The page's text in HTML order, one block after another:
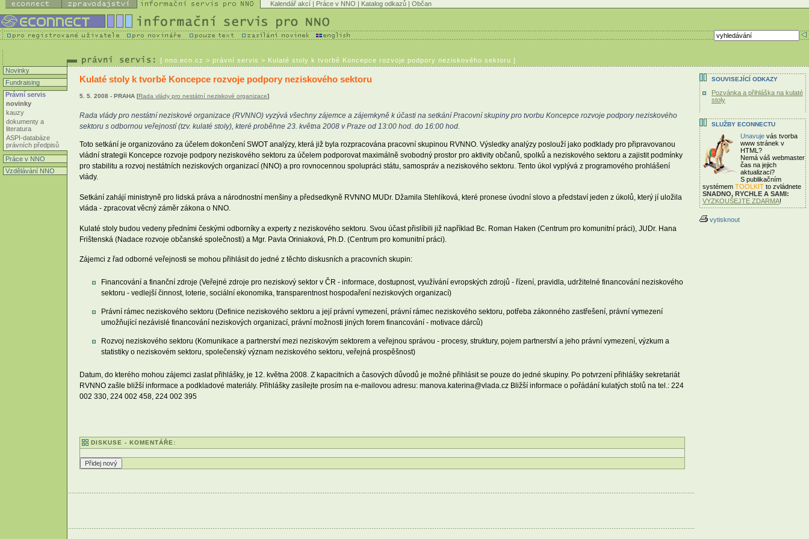
Kalendář akcí | Práce v NNO | Katalog odkazů | Občan
[ nno.ecn.cz > právní servis > Kulaté stoly k tvorbě Koncepce rozvoje podpory neziskového sektoru ]
Novinky
Fundraising
Právní servis
novinky
kauzy
dokumenty a
literatura
ASPI-databáze
právních předpisů
Práce v NNO
Vzdělávání NNO
Kulaté stoly k tvorbě Koncepce rozvoje podpory neziskového sektoru
5. 5. 2008 - PRAHA [Rada vlády pro nestátní neziskové organizace]
Rada vlády pro nestátní neziskové organizace (RVNNO) vyzývá všechny zájemce a zájemkyně k účasti na setkání Pracovní skupiny pro tvorbu Koncepce rozvoje podpory neziskového
sektoru s odbornou veřejností (tzv. kulaté stoly), které proběhne 23. května 2008 v Praze od 13:00 hod. do 16:00 hod.
Toto setkání je organizováno za účelem dokončení SWOT analýzy, která již byla rozpracována pracovní skupinou RVNNO. Výsledky analýzy poslouží jako podklady pro připravovanou
vládní strategii Koncepce rozvoje podpory neziskového sektoru za účelem podporovat maximálně svobodný prostor pro aktivity občanů, spolků a neziskového sektoru a zajistit podmínky
pro stabilitu a rozvoj nestátních neziskových organizací (NNO) a pro rovnocennou spolupráci státu, samospráv a neziskového sektoru. Tento úkol vyplývá z programového prohlášení
vlády.
Setkání zahájí ministryně pro lidská práva a národnostní menšiny a předsedkyně RVNNO MUDr. Džamila Stehlíková, které pronese úvodní slovo a představí jeden z úkolů, který jí uložila
vláda - zpracovat věcný záměr zákona o NNO.
Kulaté stoly budou vedeny předními českými odborníky a experty z neziskového sektoru. Svou účast přislíbili již například Bc. Roman Haken (Centrum pro komunitní práci), JUDr. Hana
Frištenská (Nadace rozvoje občanské společnosti) a Mgr. Pavla Oriniaková, Ph.D. (Centrum pro komunitní práci).
Zájemci z řad odborné veřejnosti se mohou přihlásit do jedné z těchto diskusních a pracovních skupin:
Financování a finanční zdroje (Veřejné zdroje pro neziskový sektor v ČR - informace, dostupnost, využívání evropských zdrojů - řízení, pravidla, udržitelné financování neziskového
sektoru - vedlejší činnost, loterie, sociální ekonomika, transparentnost hospodaření neziskových organizací)
Právní rámec neziskového sektoru (Definice neziskového sektoru a její právní vymezení, právní rámec neziskového sektoru, potřeba zákonného zastřešení, právní vymezení
umožňující nezávislé financování neziskových organizací, právní možnosti jiných forem financování - motivace dárců)
Rozvoj neziskového sektoru (Komunikace a partnerství mezi neziskovým sektorem a veřejnou správou - procesy, struktury, pojem partnerství a jeho právní vymezení, výzkum a
statistiky o neziskovém sektoru, společenský význam neziskového sektoru, veřejná prospěšnost)
Datum, do kterého mohou zájemci zaslat přihlášky, je 12. května 2008. Z kapacitních a časových důvodů je možné přihlásit se pouze do jedné skupiny. Po potvrzení přihlášky sekretariát
RVNNO zašle bližší informace a podkladové materiály. Přihlášky zasílejte prosím na e-mailovou adresu: manova.katerina@vlada.cz Bližší informace o pořádání kulatých stolů na tel.: 224
002 330, 224 002 458, 224 002 395
DISKUSE - KOMENTÁŘE:
SOUVISEJÍCÍ ODKAZY
Pozvánka a přihláška na kulaté
stoly
SLUŽBY ECONNECTU
Unavuje vás tvorba
www stránek v
HTML?
Nemá váš webmaster
čas na jejich
aktualizaci?
S publikačním
systémem TOOLKIT to zvládnete
SNADNO, RYCHLE A SAMI:
VYZKOUŠEJTE ZDARMA!
vytisknout